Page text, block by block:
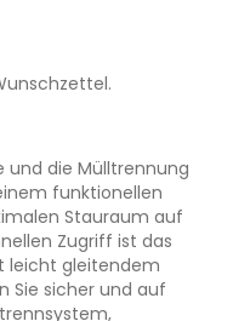
und die Mülltrennung
funktionellen
Stauraum auf
Zugriff ist das
leicht gleitendem
Sie sicher und auf